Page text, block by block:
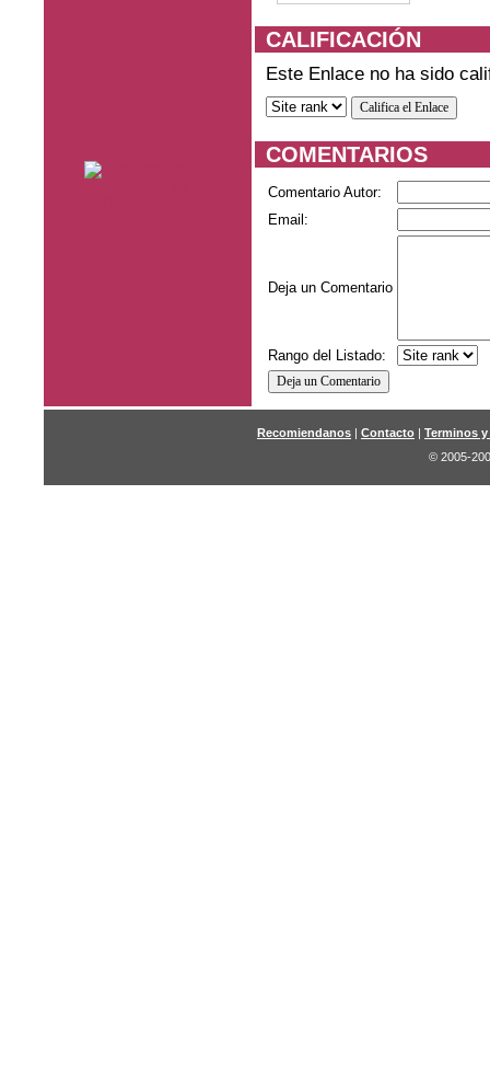
CALIFICACIÓN
Este Enlace no ha sido
COMENTARIOS
Comentario Autor:
Email:
Deja un Comentario
Rango del Listado:
Recomiendanos | Contacto | Terminos
© 2005-